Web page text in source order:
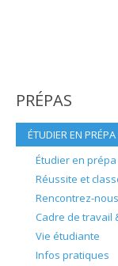
PRÉPAS
ÉTUDIER EN PRÉPA
Étudier en
Réussite et
Rencontrez-nous
Cadre de travail
Vie étudiante
Infos pratiques